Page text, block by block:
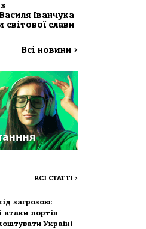
Іванчука
слави
Всі новини >
ВСІ СТАТТІ >
загрозою:
атаки портів
Україні